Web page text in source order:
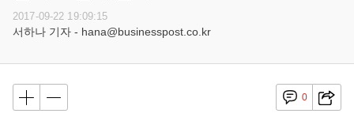
2017-09-22 19:09:15
서하나 기자 - hana@businesspost.co.kr
0